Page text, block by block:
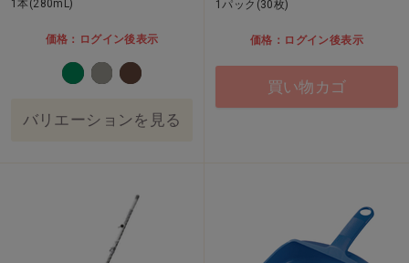
1本(280mL)
価格：ログイン後表示
バリエーションを見る
1パック(30枚)
価格：ログイン後表示
買い物カゴ